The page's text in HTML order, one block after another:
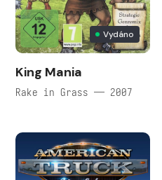
Vydáno
King Mania
Rake in Grass — 2007